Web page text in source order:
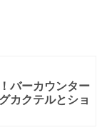
バーカウンター
カクテルとショ